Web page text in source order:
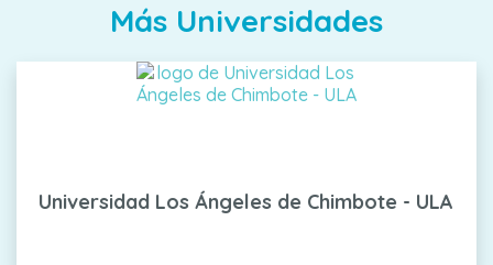
Más Universidades
Universidad Los Ángeles de Chimbote - ULA